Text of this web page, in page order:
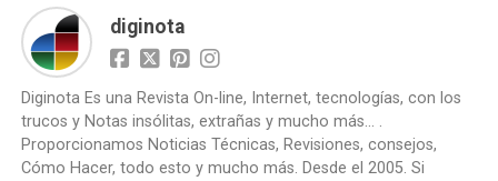
diginota
Diginota Es una Revista On-line, Internet, tecnologías, con los
trucos y Notas insólitas, extrañas y mucho más... .
Proporcionamos Noticias Técnicas, Revisiones, consejos,
Cómo Hacer, todo esto y mucho más. Desde el 2005. Si